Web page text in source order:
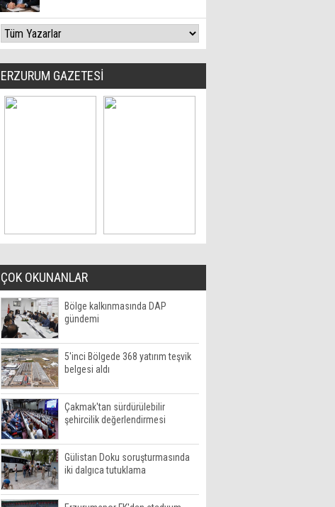
ERZURUM GAZETESİ
ÇOK OKUNANLAR
Bölge kalkınmasında DAP
gündemi
5'inci Bölgede 368 yatırım teşvik
belgesi aldı
Çakmak'tan sürdürülebilir
şehircilik değerlendirmesi
Gülistan Doku soruşturmasında
iki dalgıca tutuklama